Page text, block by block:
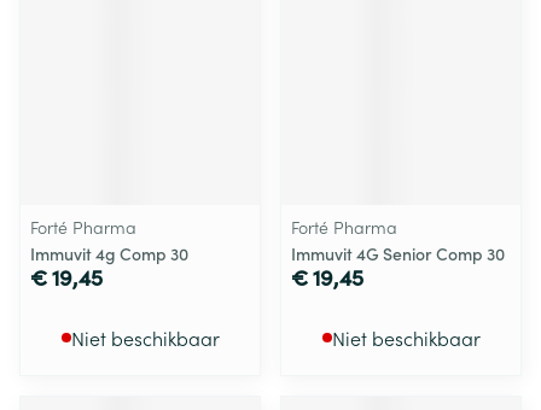
Forté Pharma
Immuvit 4g Comp 30
€ 19,45
Niet beschikbaar
Forté Pharma
Immuvit 4G Senior Comp 30
€ 19,45
Niet beschikbaar